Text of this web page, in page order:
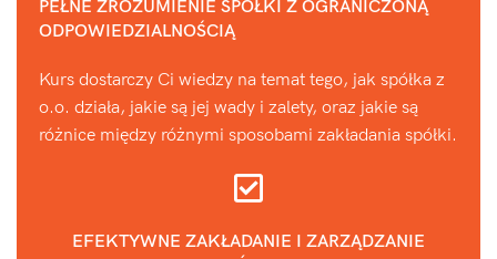
PEŁNE ZROZUMIENIE SPÓŁKI Z OGRANICZONĄ
ODPOWIEDZIALNOŚCIĄ
Kurs dostarczy Ci wiedzy na temat tego, jak spółka z
o.o. działa, jakie są jej wady i zalety, oraz jakie są
różnice między różnymi sposobami zakładania spółki.
EFEKTYWNE ZAKŁADANIE I ZARZĄDZANIE